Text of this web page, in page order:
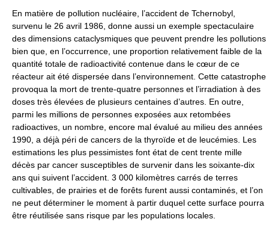
En matière de pollution nucléaire, l’accident de Tchernobyl,
survenu le 26 avril 1986, donne aussi un exemple spectaculaire
des dimensions cataclysmiques que peuvent prendre les pollutions
bien que, en l’occurrence, une proportion relativement faible de la
quantité totale de radioactivité contenue dans le cœur de ce
réacteur ait été dispersée dans l’environnement. Cette catastrophe
provoqua la mort de trente-quatre personnes et l’irradiation à des
doses très élevées de plusieurs centaines d’autres. En outre,
parmi les millions de personnes exposées aux retombées
radioactives, un nombre, encore mal évalué au milieu des années
1990, a déjà péri de cancers de la thyroïde et de leucémies. Les
estimations les plus pessimistes font état de cent trente mille
décès par cancer susceptibles de survenir dans les soixante-dix
ans qui suivent l’accident. 3 000 kilomètres carrés de terres
cultivables, de prairies et de forêts furent aussi contaminés, et l’on
ne peut déterminer le moment à partir duquel cette surface pourra
être réutilisée sans risque par les populations locales.